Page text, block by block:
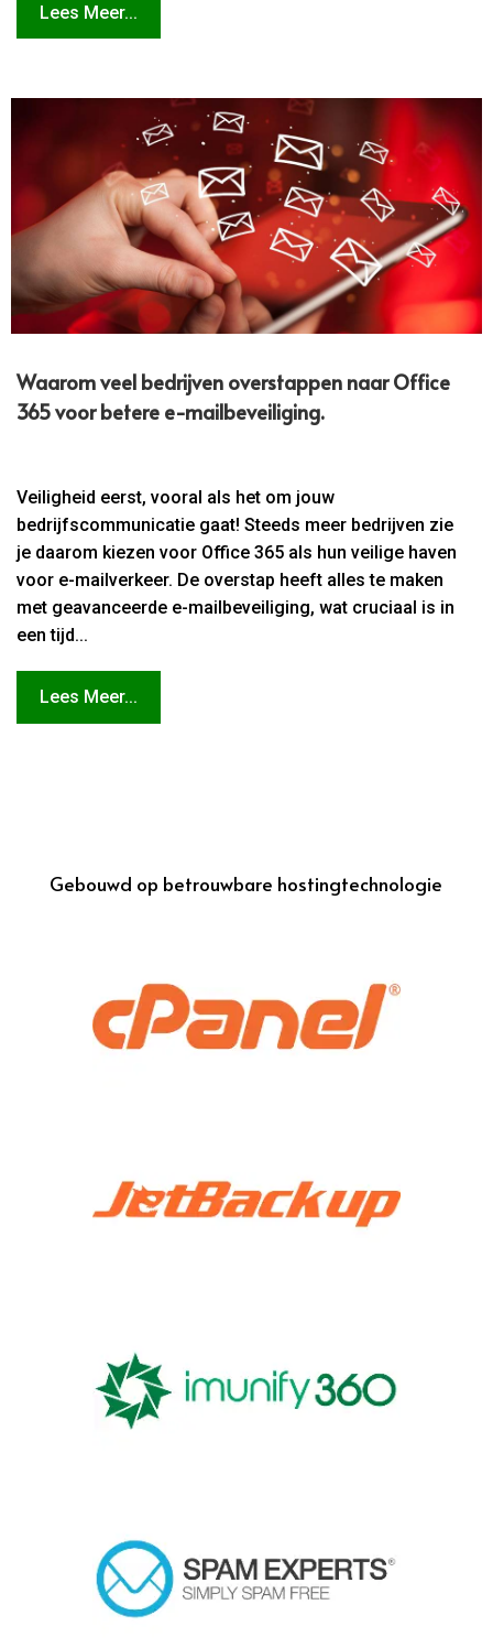
Lees Meer...
Waarom veel bedrijven overstappen naar Office
365 voor betere e-mailbeveiliging.​
Veiligheid eerst, vooral als het om jouw
bedrijfscommunicatie gaat! Steeds meer bedrijven zie
je daarom kiezen voor Office 365 als hun veilige haven
voor e-mailverkeer. De overstap heeft alles te maken
met geavanceerde e-mailbeveiliging, wat cruciaal is in
een tijd...
Lees Meer...
Gebouwd op betrouwbare hostingtechnologie